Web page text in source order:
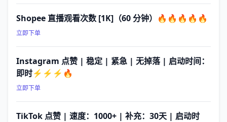
Shopee 直播观看次数 [1K]（60 分钟）🔥🔥🔥🔥🔥
立即下单
Instagram 点赞 | 稳定 | 紧急 | 无掉落 | 启动时间：
即时⚡⚡⚡🔥
立即下单
TikTok 点赞 | 速度：1000+ | 补充：30天 | 启动时